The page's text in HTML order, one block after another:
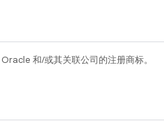
和/或其关联公司的注册商标。